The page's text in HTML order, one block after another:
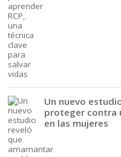
Un nuevo
proteger contra
en las mujeres